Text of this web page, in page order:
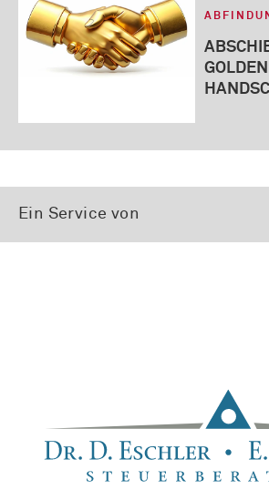
Ein Service von